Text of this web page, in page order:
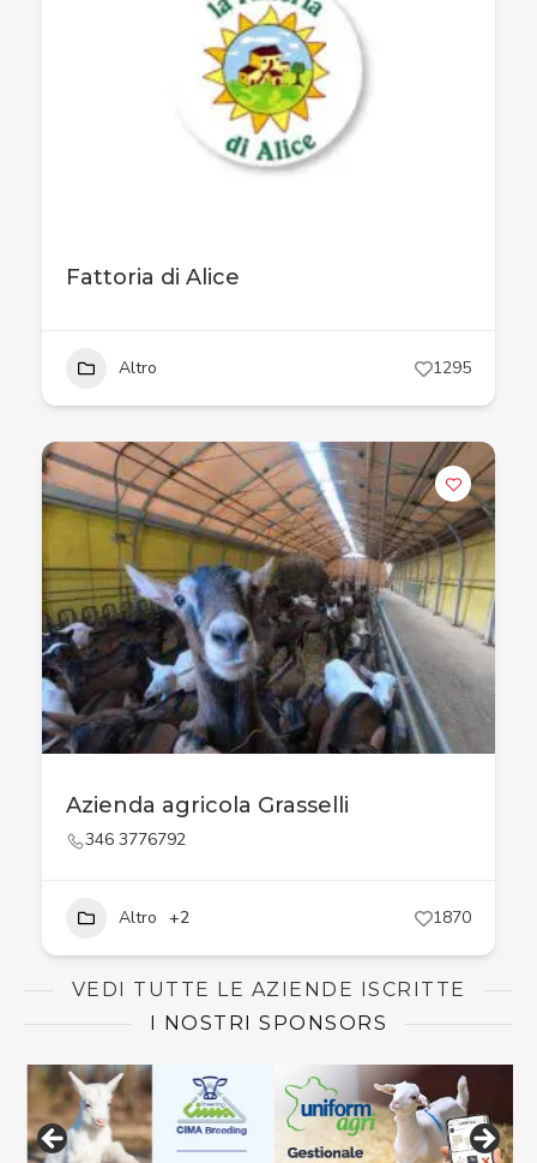
Fattoria di Alice
Altro 1295
Azienda agricola Grasselli
346 3776792
Altro +2 1870
VEDI TUTTE LE AZIENDE ISCRITTE
I NOSTRI SPONSORS